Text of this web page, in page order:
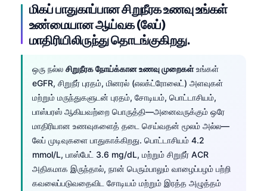
மிகப் பாதுகாப்பான சிறுநீரக உணவு உங்கள்
உண்மையான ஆய்வக (லேப்)
மாதிரியிலிருந்து தொடங்குகிறது.
ஒரு நல்ல சிறுநீரக நோய்க்கான உணவு முறைகள்உங்கள்
eGFR, சிறுநீர் புரதம், மினரல் (எலக்ட்ரோலைட்) அளவுகள்
மற்றும் மருந்துகளுடன் புரதம், சோடியம், பொட்டாசியம்,
பாஸ்பரஸ் ஆகியவற்றை பொருத்தி—அனைவருக்கும் ஒரே
மாதிரியான உணவுகளைத் தடை செய்வதன் மூலம் அல்ல—
லேப் முடிவுகளை பாதுகாக்கிறது. பொட்டாசியம் 4.2
mmol/L, பாஸ்பேட் 3.6 mg/dL, மற்றும் சிறுநீர் ACR
அதிகமாக இருந்தால், நான் பெரும்பாலும் வாழைப்பழம் பற்றி
கவலைப்படுவதைவிட சோடியம் மற்றும் இரத்த அழுத்தம்